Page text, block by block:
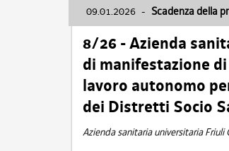
09.01.2026 - Scadenza della
8/26 - Azienda
di manifestazione
lavoro autonomo
dei Distretti Socio
Azienda sanitaria universitaria Friuli